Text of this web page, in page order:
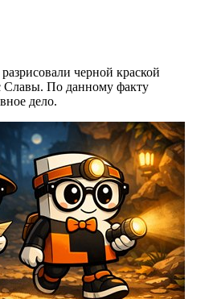
черной краской
Славы. По данному факту
дело.